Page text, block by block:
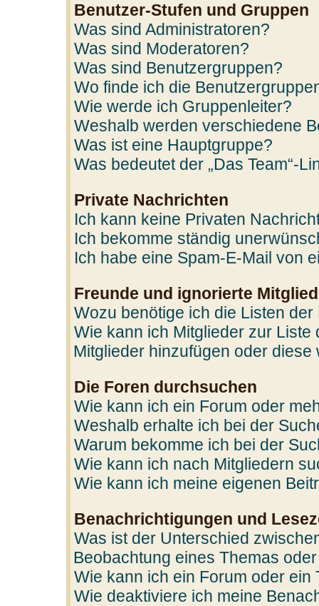
Benutzer-Stufen und Gruppen
Was sind Administratoren?
Was sind Moderatoren?
Was sind Benutzergruppen?
Wo finde ich die
Wie werde ich Gruppenleiter?
Weshalb werden verschiedene
Was ist eine Hauptgruppe?
Was bedeutet der „Das Team“-
Private Nachrichten
Ich kann keine Privaten
Ich bekomme ständig
Ich habe eine Spam-E-Mail von
Freunde und ignorierte
Wozu benötige ich die Listen
Wie kann ich Mitglieder zur
Mitglieder hinzufügen oder
Die Foren durchsuchen
Wie kann ich ein Forum oder
Weshalb erhalte ich bei der
Warum bekomme ich bei der
Wie kann ich nach Mitgliedern
Wie kann ich meine eigenen
Benachrichtigungen und
Was ist der Unterschied
Beobachtung eines Themas
Wie kann ich ein Forum oder ein
Wie deaktiviere ich meine